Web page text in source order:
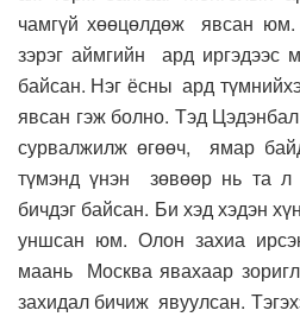
чамгүй хөөцөлдөж явсан
зэрэг аймгийн ард иргэдээс
байсан. Нэг ёсны ард
явсан гэж болно. Тэд
сурвалжилж өгөөч, ямар
түмэнд үнэн зөвөөр нь та
бичдэг байсан. Би хэд хэдэн
уншсан юм. Олон захиа
маань Москва явахаар
захидал бичиж явуулсан.